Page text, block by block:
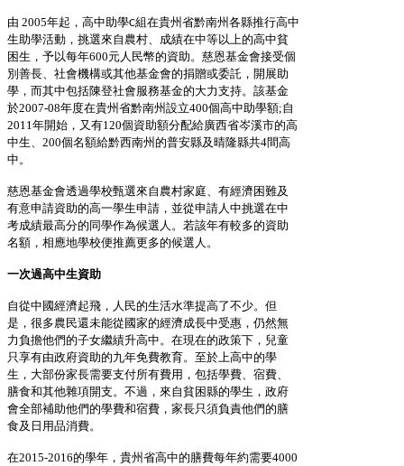
由 2005年起，高中助學C組在貴州省黔南州各縣推行高中
生助學活動，挑選來自農村、成績在中等以上的高中貧
困生，予以每年600元人民幣的資助。慈恩基金會接受個
別善長、社會機構或其他基金會的捐贈或委託，開展助
學，而其中包括陳登社會服務基金的大力支持。該基金
於2007-08年度在貴州省黔南州設立400個高中助學額;自
2011年開始，又有120個資助額分配給廣西省岑溪市的高
中生、200個名額給黔西南州的普安縣及晴隆縣共4間高
中。
慈恩基金會透過學校甄選來自農村家庭、有經濟困難及
有意申請資助的高一學生申請，並從申請人中挑選在中
考成績最高分的同學作為候選人。若該年有較多的資助
名額，相應地學校便推薦更多的候選人。
一次過高中生資助
自從中國經濟起飛，人民的生活水準提高了不少。但
是，很多農民還未能從國家的經濟成長中受惠，仍然無
力負擔他們的子女繼績升高中。在現在的政策下，兒童
只享有由政府資助的九年免費教育。至於上高中的學
生，大部份家長需要支付所有費用，包括學費、宿費、
膳食和其他雜項開支。不過，來自貧困縣的學生，政府
會全部補助他們的學費和宿費，家長只須負責他們的膳
食及日用品消費。
在2015-2016的學年，貴州省高中的膳費每年約需要4000